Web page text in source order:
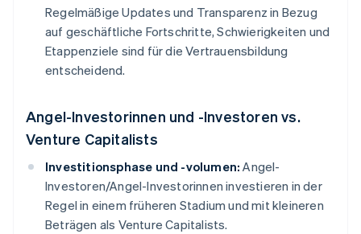
Regelmäßige Updates und Transparenz in Bezug
auf geschäftliche Fortschritte, Schwierigkeiten und
Etappenziele sind für die Vertrauensbildung
entscheidend.
Angel-Investorinnen und -Investoren vs.
Venture Capitalists
Investitionsphase und -volumen: Angel-
Investoren/Angel-Investorinnen investieren in der
Regel in einem früheren Stadium und mit kleineren
Beträgen als Venture Capitalists.